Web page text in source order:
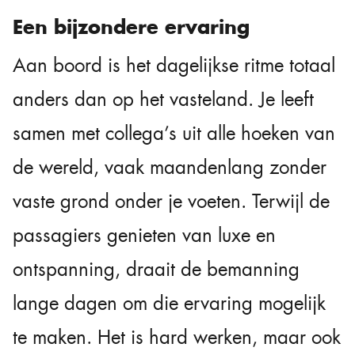
Een bijzondere ervaring
Aan boord is het dagelijkse ritme totaal
anders dan op het vasteland. Je leeft
samen met collega’s uit alle hoeken van
de wereld, vaak maandenlang zonder
vaste grond onder je voeten. Terwijl de
passagiers genieten van luxe en
ontspanning, draait de bemanning
lange dagen om die ervaring mogelijk
te maken. Het is hard werken, maar ook